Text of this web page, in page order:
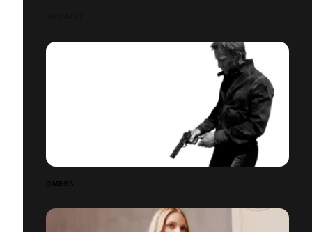
OMEGA